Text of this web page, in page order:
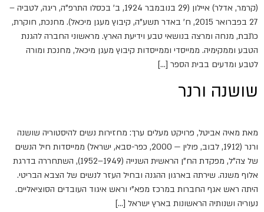
(קרמר, אדלר) איילון (29 בנובמבר 1924, ב' בכסלו התרפ"ה, ריגה, לטביה –
27 בפברואר 2015, ח' באדר תשע"ה, קיבוץ מעגן מיכאל). מחנכת, חוקרת,
כתבת, מנחה ומרצה בנושאי טבע וידיעת הארץ. מראשוני החברה להגנת
הטבע וממקימיה. ממייסדי וממייסדות קיבוץ מעגן מיכאל, מחנכת ומורה
לטבע ומדעים בבית הספר […]
שושנה ורנר
מאת מאיה אביטל, פרויקט מעלים ערך: מחזירות נשים להיסטוריה שושנה
ורנר (1912, לבוב, פולין — 2000, כפר-סבא, ישראל) ממייסדות חיל הנשים
של צה"ל, מפקדת הח"ן הראשית השנייה (1949–1952), השתחררה בדרגת
אלוף משנה. שירתה בארגון ההגנה ובחיל העזר לנשים של הצבא הבריטי.
היתה ראש אגף החברות במרכז מפא"י וראש איגוד העובדים הסוציאליים.
נעוריה ושנותיה הראשונות בארץ ישראל […]